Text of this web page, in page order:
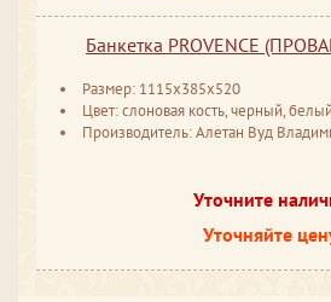
Банкетка PROVENCE
Размер: 1115x385x520
Цвет: слоновая кость, черный, белый/
Производитель: Алетан Вуд
Уточните
Уточняйте